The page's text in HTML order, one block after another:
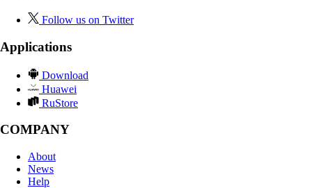
Follow us on Twitter
Applications
Download
Huawei
RuStore
COMPANY
About
News
Help